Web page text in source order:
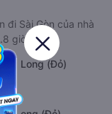
đi Sài Gòn của nhà
giờ
Long (Đỏ)